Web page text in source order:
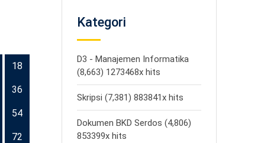
18
36
54
72
Kategori
D3 - Manajemen Informatika
(8,663) 1273468x hits
Skripsi (7,381) 883841x hits
Dokumen BKD Serdos (4,806)
853399x hits